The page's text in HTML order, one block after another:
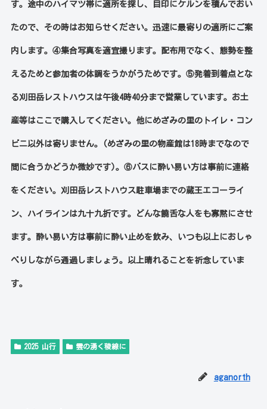
す。途中のハイマツ帯に適所を探し、目印にケルンを積んでおい
たので、その時はお知らせください。迅速に最寄りの適所にご案
内します。④集合写真を適宜撮ります。配布用でなく、態勢を整
えるためと参加者の体調をうかがうためです。⑤発着到着点とな
る刈田岳レストハウスは午後4時40分まで営業しています。お土
産等はここで購入してください。他にめざみの里のトイレ・コン
ビニ以外は寄りません。(めざみの里の物産館は18時までなので
間に合うかどうか微妙です)。⑥バスに酔い易い方は事前に連絡
をください。刈田岳レストハウス駐車場までの蔵王エコーライ
ン、ハイラインは九十九折です。どんな饒舌な人をも寡黙にさせ
ます。酔い易い方は事前に酔い止めを飲み、いつも以上におしゃ
べりしながら通過しましょう。以上晴れることを祈念していま
す。
2025 山行 雲の湧く稜線に
aganorth